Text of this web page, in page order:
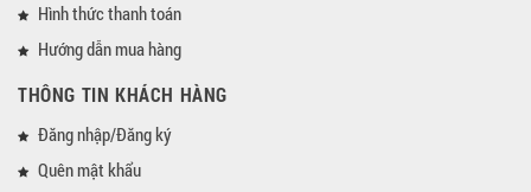
Hình thức thanh toán
Hướng dẫn mua hàng
THÔNG TIN KHÁCH HÀNG
Đăng nhập/Đăng ký
Quên mật khẩu